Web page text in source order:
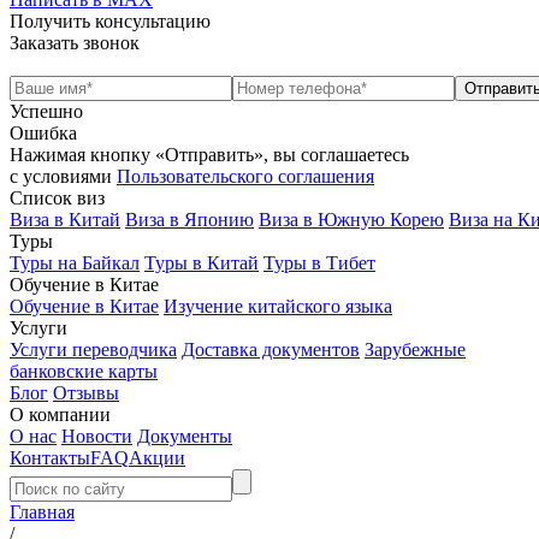
Получить консультацию
Заказать звонок
Успешно
Ошибка
Нажимая кнопку «Отправить», вы соглашаетесь
с условиями Пользовательского соглашения
Список виз
Виза в Китай Виза в Японию Виза в Южную Корею Виза на
Туры
Туры на Байкал Туры в Китай Туры в Тибет
Обучение в Китае
Обучение в Китае Изучение китайского языка
Услуги
Услуги переводчика Доставка документов Зарубежные
банковские карты
Блог Отзывы
О компании
О нас Новости Документы
КонтактыFAQАкции
Главная
/